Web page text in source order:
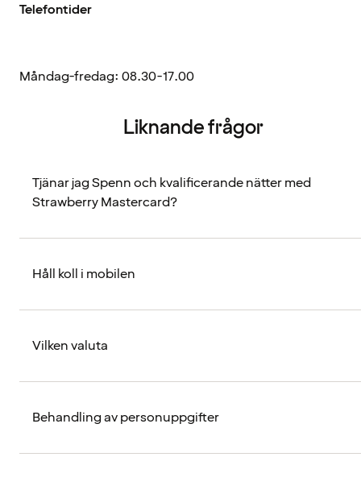
Telefontider
Måndag-fredag: 08.30-17.00
Liknande frågor
Tjänar jag Spenn och kvalificerande nätter med
Strawberry Mastercard?
Håll koll i mobilen
Vilken valuta
Behandling av personuppgifter